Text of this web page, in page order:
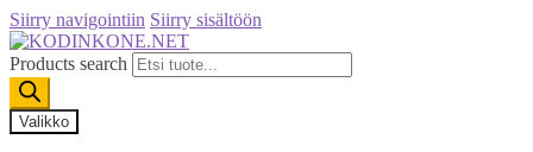
Siirry navigointiin Siirry sisältöön
Products search
Valikko